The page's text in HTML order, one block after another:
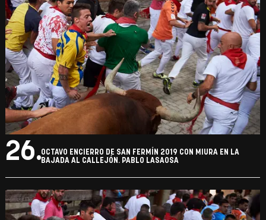
26.OCTAVO ENCIERRO DE SAN FERMÍN 2019 CON MIURA EN LA
BAJADA AL CALLEJÓN. PABLO LASAOSA